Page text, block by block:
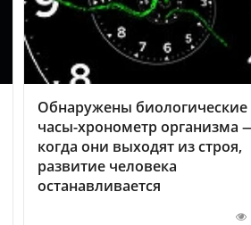
Обнаружены биологические
часы-хронометр организма
когда они выходят из строя,
развитие человека
останавливается